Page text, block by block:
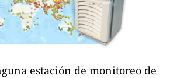
estación de monitoreo de